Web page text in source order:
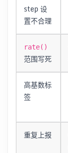
step 设
置不合理
rate()
范围写死
高基数标
签
重复上报